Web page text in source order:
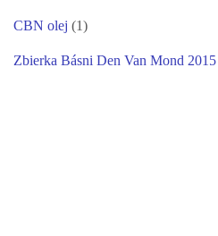
CBN olej (1)
Zbierka Básni Den Van Mond 2015